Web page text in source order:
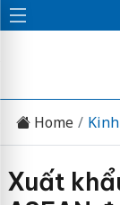
Home
Xuất